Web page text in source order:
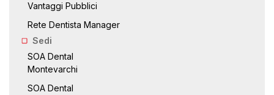
Vantaggi Pubblici
Rete Dentista Manager
Sedi
SOA Dental
Montevarchi
SOA Dental